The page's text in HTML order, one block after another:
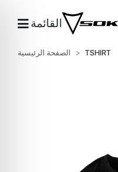
القائمة
الصفحة الرئيسية TSHIRT